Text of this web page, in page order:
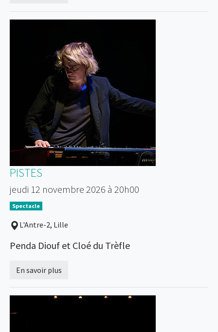
PISTES
jeudi 12 novembre 2026 à 20h00
Spectacle
L'Antre-2, Lille
Penda Diouf et Cloé du Trèfle
En savoir plus